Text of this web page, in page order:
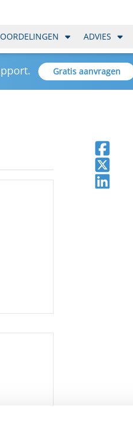
ADVIES
Gratis aanvragen
Deel op
Deel op X
Deel op